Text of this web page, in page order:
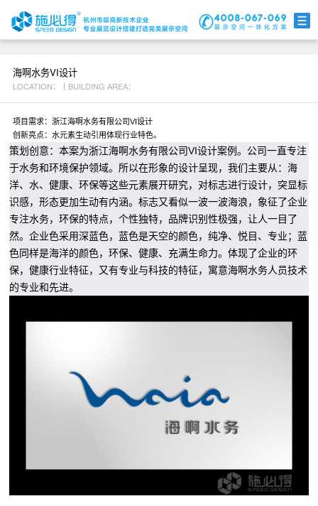
互动科技
海啊水务VI设计
LOCATION：丨BUILDING AREA：
项目需求：浙江海啊水务有限公司VI设计
创新亮点：水元素生动引用体现行业特色。
策划创意：本案为浙江海啊水务有限公司VI设计案例。公司一直专注
于水务和环境保护领域。所以在形象的设计呈现，我们主要从：海
洋、水、健康、环保等这些元素展开研究，对标志进行设计，突显标
识感，形态更加生动有内涵。标志又看似一波一波海浪，象征了企业
专注水务，环保的特点，个性独特，品牌识别性极强，让人一目了
然。企业色采用深蓝色，蓝色是天空的颜色，纯净、悦目、专业；蓝
色同样是海洋的颜色，环保、健康、充满生命力。体现了企业的环
保，健康行业特征，又有专业与科技的特征，寓意海啊水务人员技术
的专业和先进。